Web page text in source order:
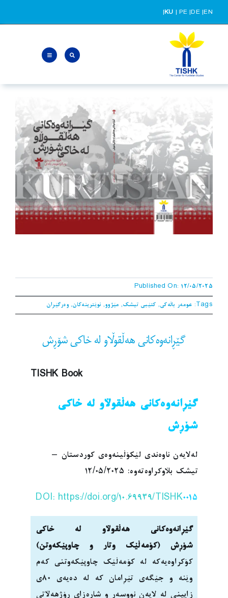
Skip
to
content
KU |PE|DE|EN
|
Published On: 12/05/2025
Tags: عومەر باڵەکی, کتێبی تیشک, مێژوو, نوێترینەکان,وەرگێڕان
گێڕانەوەکانی هەڵقوڵاو لە خاکی شۆڕش
TISHK Book
گێڕانەوەکانی هەڵقوڵاو لە خاکی
شۆڕش
لەلایەن ناوەندی لێکۆڵینەوەی کوردستان –
تیشک بڵاوکراوەتەوە: ١٢/٠٥/٢٠٢٥
DOI: https://doi.org/10.69939/TISHK0015
گێڕانەوەکانی هەڵقوڵاو لە خاکی
شۆڕش
(کۆمەڵێک وتار و چاوپێکەوتن)
کۆکراوەیەکە لە کۆمەڵێک چاوپێکەوتنی کەم
وێنە و جێگەی تێڕامان کە لە دەیەی ٨٠ی
زایینی لە لایەن نووسەر و شارەزای ڕۆژهەڵاتی